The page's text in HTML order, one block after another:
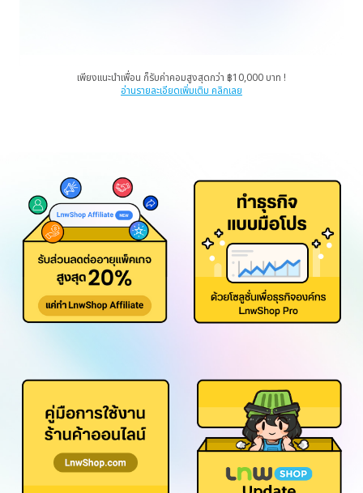
เพียงแนะนำเพื่อน ก็รับค่าคอมสูงสุดกว่า ฿10,000 บาท !
อ่านรายละเอียดเพิ่มเติม คลิกเลย